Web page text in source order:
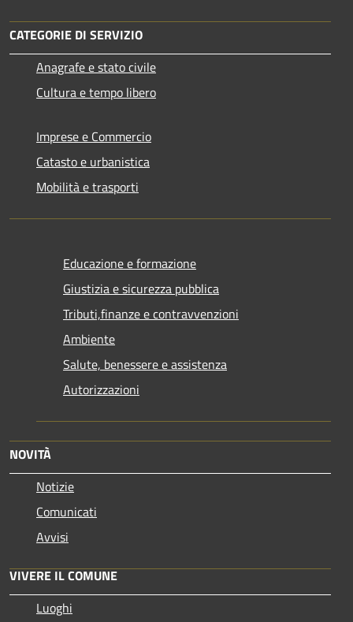
CATEGORIE DI SERVIZIO
Anagrafe e stato civile
Cultura e tempo libero
Imprese e Commercio
Catasto e urbanistica
Mobilità e trasporti
Educazione e formazione
Giustizia e sicurezza pubblica
Tributi,finanze e contravvenzioni
Ambiente
Salute, benessere e assistenza
Autorizzazioni
NOVITÀ
Notizie
Comunicati
Avvisi
VIVERE IL COMUNE
Luoghi